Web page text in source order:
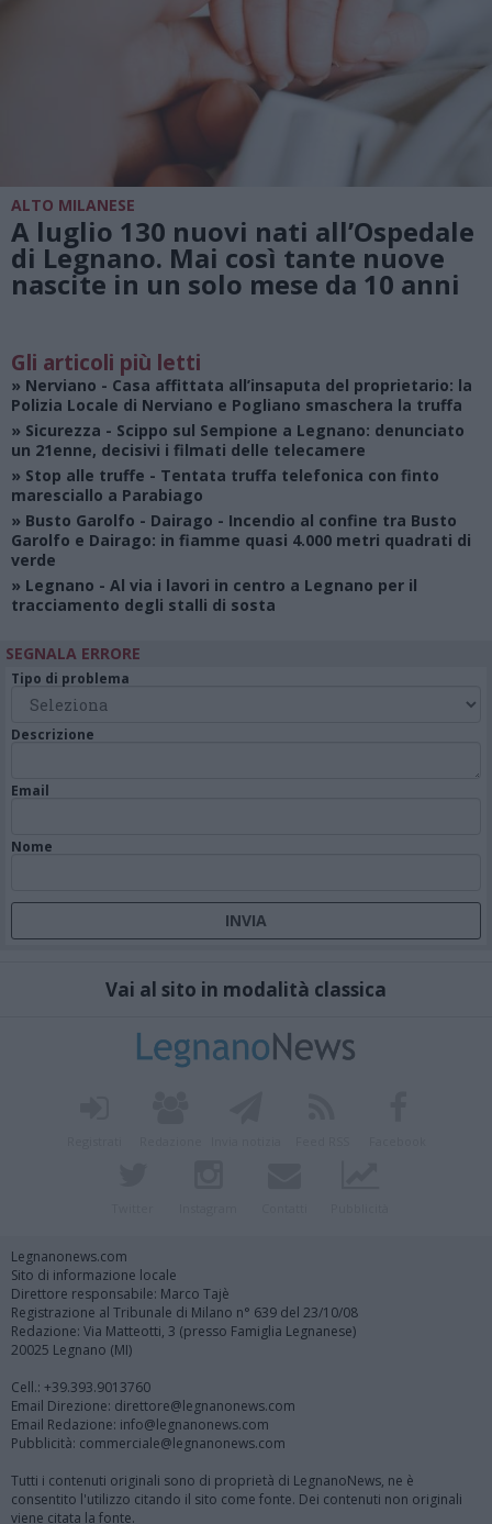
ALTO MILANESE
A luglio 130 nuovi nati all’Ospedale
di Legnano. Mai così tante nuove
nascite in un solo mese da 10 anni
Gli articoli più letti
» Nerviano - Casa affittata all’insaputa del proprietario: la
Polizia Locale di Nerviano e Pogliano smaschera la truffa
» Sicurezza - Scippo sul Sempione a Legnano: denunciato
un 21enne, decisivi i filmati delle telecamere
» Stop alle truffe - Tentata truffa telefonica con finto
maresciallo a Parabiago
» Busto Garolfo - Dairago - Incendio al confine tra Busto
Garolfo e Dairago: in fiamme quasi 4.000 metri quadrati di
verde
» Legnano - Al via i lavori in centro a Legnano per il
tracciamento degli stalli di sosta
SEGNALA ERRORE
Tipo di problema
Descrizione
Email
Nome
Vai al sito in modalità classica
Legnanonews.com
Sito di informazione locale
Direttore responsabile: Marco Tajè
Registrazione al Tribunale di Milano n° 639 del 23/10/08
Redazione: Via Matteotti, 3 (presso Famiglia Legnanese)
20025 Legnano (MI)
Cell.: +39.393.9013760
Email Direzione: direttore@legnanonews.com
Email Redazione: info@legnanonews.com
Pubblicità: commerciale@legnanonews.com
Tutti i contenuti originali sono di proprietà di LegnanoNews, ne è
consentito l'utilizzo citando il sito come fonte. Dei contenuti non originali
viene citata la fonte.